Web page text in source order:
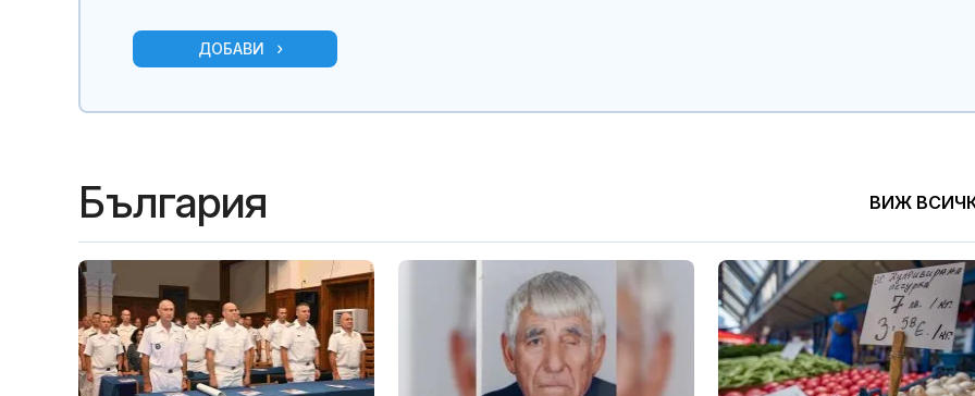
ДОБАВИ
България ВИЖ